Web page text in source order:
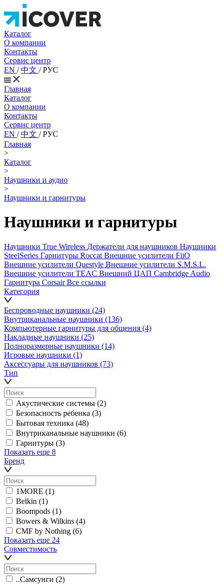
Каталог
О компании
Контакты
Сервис центр
EN /中文 /РУС
Главная
Каталог
О компании
Контакты
Сервис центр
EN /中文 /РУС
Главная
>
Каталог
>
Наушники и аудио
>
Наушники и гарнитуры
Наушники и гарнитуры
Наушники True Wireless Держатели для наушников Наушники
SteelSeries Гарнитуры Roccat Внешние усилители FiiO
Внешние усилители Questyle Внешние усилители S.M.S.L.
Внешние усилители TEAC Внешний ЦАП Cambridge Audio
Гарнитура CorsairВсе ссылки
Категория
Беспроводные наушники (24)
Внутриканальные наушники (136)
Компьютерные гарнитуры для общения (4)
Накладные наушники (25)
Полноразмерные наушники (14)
Игровые наушники (1)
Аксессуары для наушников (73)
Тип
Акустические системы (2)
Безопасность ребенка (3)
Бытовая техника (48)
Внутриканальные наушники (6)
Гарнитуры (3)
Показать еще 8
Бренд
1MORE (1)
Belkin (1)
Boompods (1)
Bowers & Wilkins (4)
CMF by Nothing (6)
Показать еще 24
Совместимость
..Самсунги (2)